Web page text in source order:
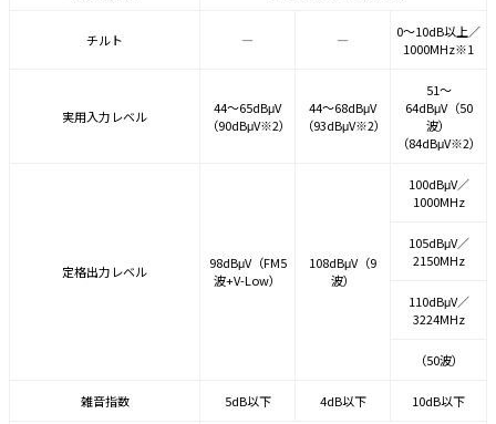
チルト ― ―
0～10dB以上／
1000MHz※1
実用入力レベル
44～65dBμV
（90dBμV※2）
44～68dBμV
（93dBμV※2）
51～
64dBμV（50
波）
（84dBμV※2）
定格出力レベル
98dBμV（FM5
波+V-Low）
108dBμV（9
波）
100dBμV／
1000MHz
105dBμV／
2150MHz
110dBμV／
3224MHz
（50波）
雑音指数 5dB以下 4dB以下 10dB以下